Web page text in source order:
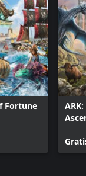
Fortune